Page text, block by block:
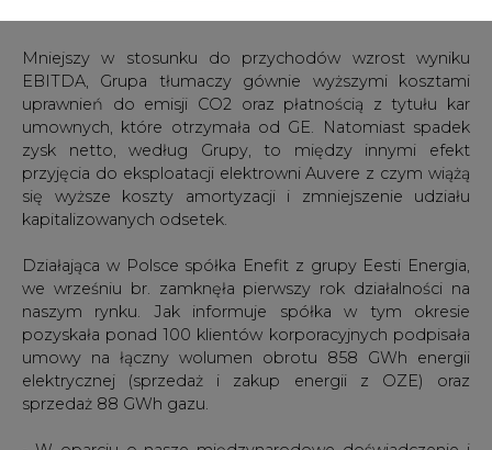
Mniejszy w stosunku do przychodów wzrost wyniku
EBITDA, Grupa tłumaczy gównie wyższymi kosztami
uprawnień do emisji CO2 oraz płatnością z tytułu kar
umownych, które otrzymała od GE. Natomiast spadek
zysk netto, według Grupy, to między innymi efekt
przyjęcia do eksploatacji elektrowni Auvere z czym wiążą
się wyższe koszty amortyzacji i zmniejszenie udziału
kapitalizowanych odsetek.
Działająca w Polsce spółka Enefit z grupy Eesti Energia,
we wrześniu br. zamknęła pierwszy rok działalności na
naszym rynku. Jak informuje spółka w tym okresie
pozyskała ponad 100 klientów korporacyjnych podpisała
umowy na łączny wolumen obrotu 858 GWh energii
elektrycznej (sprzedaż i zakup energii z OZE) oraz
sprzedaż 88 GWh gazu.